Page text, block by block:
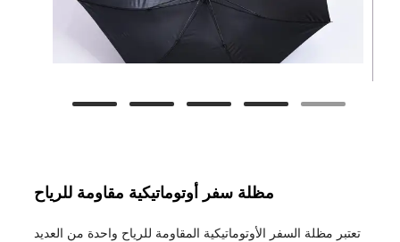
مظلة سفر أوتوماتيكية مقاومة للرياح
تعتبر مظلة السفر الأوتوماتيكية المقاومة للرياح واحدة من العديد